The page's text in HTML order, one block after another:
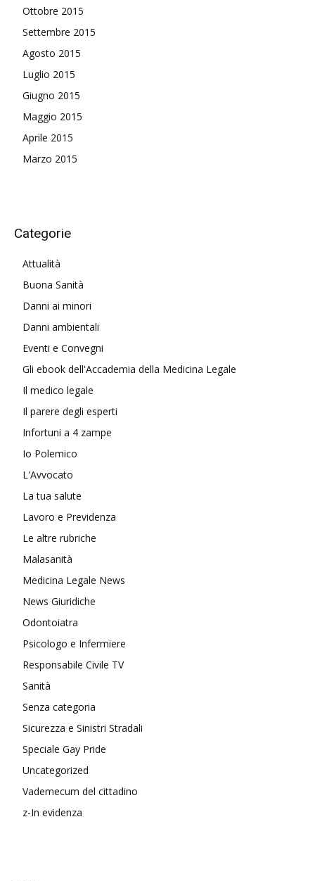
Ottobre 2015
Settembre 2015
Agosto 2015
Luglio 2015
Giugno 2015
Maggio 2015
Aprile 2015
Marzo 2015
Categorie
Attualità
Buona Sanità
Danni ai minori
Danni ambientali
Eventi e Convegni
Gli ebook dell'Accademia della Medicina Legale
Il medico legale
Il parere degli esperti
Infortuni a 4 zampe
Io Polemico
L'Avvocato
La tua salute
Lavoro e Previdenza
Le altre rubriche
Malasanità
Medicina Legale News
News Giuridiche
Odontoiatra
Psicologo e Infermiere
Responsabile Civile TV
Sanità
Senza categoria
Sicurezza e Sinistri Stradali
Speciale Gay Pride
Uncategorized
Vademecum del cittadino
z-In evidenza